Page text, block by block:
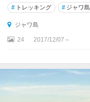
# トレッキング # ジャワ島
ジャワ島
24 2017/12/07～